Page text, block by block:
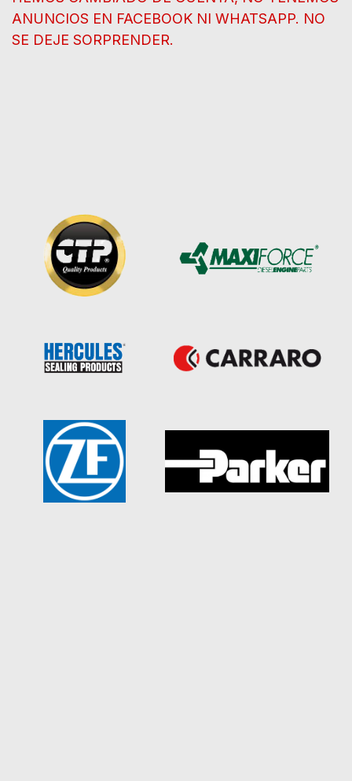
ANUNCIOS EN FACEBOOK NI WHATSAPP. NO
SE DEJE SORPRENDER.